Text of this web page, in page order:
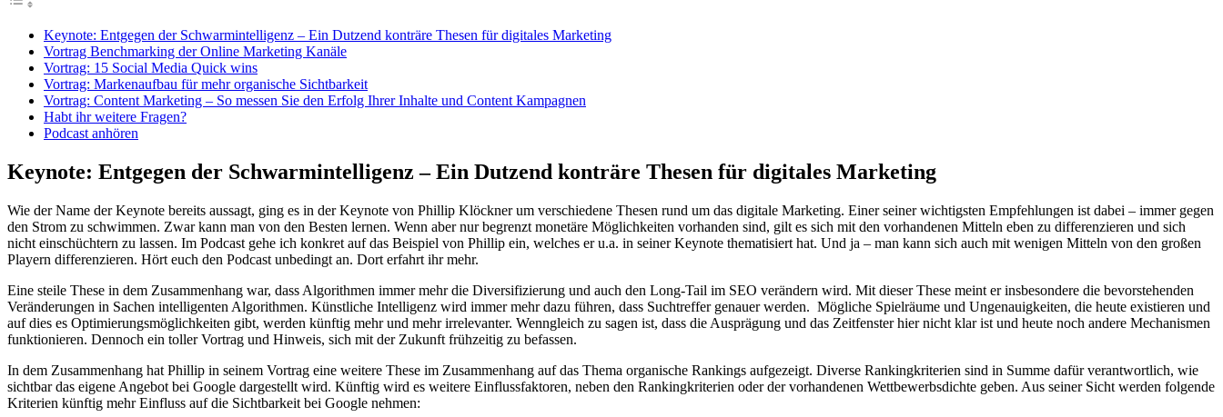
Keynote: Entgegen der Schwarmintelligenz – Ein Dutzend konträre Thesen für digitales Marketing
Vortrag Benchmarking der Online Marketing Kanäle
Vortrag: 15 Social Media Quick wins
Vortrag: Markenaufbau für mehr organische Sichtbarkeit
Vortrag: Content Marketing – So messen Sie den Erfolg Ihrer Inhalte und Content Kampagnen
Habt ihr weitere Fragen?
Podcast anhören
Keynote: Entgegen der Schwarmintelligenz – Ein Dutzend konträre Thesen für digitales Marketing
Wie der Name der Keynote bereits aussagt, ging es in der Keynote von Phillip Klöckner um verschiedene Thesen rund um das digitale Marketing. Einer seiner wichtigsten Empfehlungen ist dabei – immer gegen
den Strom zu schwimmen. Zwar kann man von den Besten lernen. Wenn aber nur begrenzt monetäre Möglichkeiten vorhanden sind, gilt es sich mit den vorhandenen Mitteln eben zu differenzieren und sich
nicht einschüchtern zu lassen. Im Podcast gehe ich konkret auf das Beispiel von Phillip ein, welches er u.a. in seiner Keynote thematisiert hat. Und ja – man kann sich auch mit wenigen Mitteln von den großen
Playern differenzieren. Hört euch den Podcast unbedingt an. Dort erfahrt ihr mehr.
Eine steile These in dem Zusammenhang war, dass Algorithmen immer mehr die Diversifizierung und auch den Long-Tail im SEO verändern wird. Mit dieser These meint er insbesondere die bevorstehenden
Veränderungen in Sachen intelligenten Algorithmen. Künstliche Intelligenz wird immer mehr dazu führen, dass Suchtreffer genauer werden. Mögliche Spielräume und Ungenauigkeiten, die heute existieren und
auf dies es Optimierungsmöglichkeiten gibt, werden künftig mehr und mehr irrelevanter. Wenngleich zu sagen ist, dass die Ausprägung und das Zeitfenster hier nicht klar ist und heute noch andere Mechanismen
funktionieren. Dennoch ein toller Vortrag und Hinweis, sich mit der Zukunft frühzeitig zu befassen.
In dem Zusammenhang hat Phillip in seinem Vortrag eine weitere These im Zusammenhang auf das Thema organische Rankings aufgezeigt. Diverse Rankingkriterien sind in Summe dafür verantwortlich, wie
sichtbar das eigene Angebot bei Google dargestellt wird. Künftig wird es weitere Einflussfaktoren, neben den Rankingkriterien oder der vorhandenen Wettbewerbsdichte geben. Aus seiner Sicht werden folgende
Kriterien künftig mehr Einfluss auf die Sichtbarkeit bei Google nehmen: